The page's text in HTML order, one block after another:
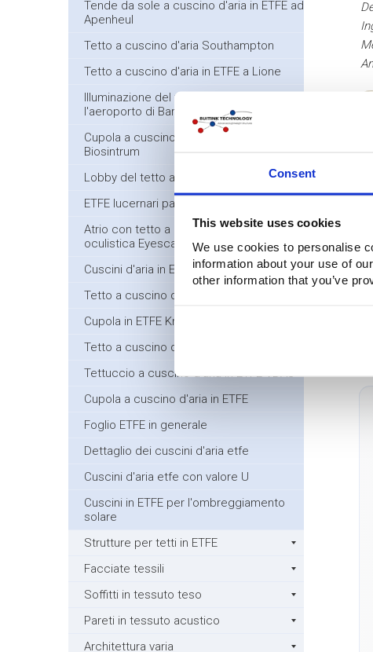
Consent
This website uses cookies
We use cookies to personalise
information about your use of
other information that you’ve
Tende da sole a cuscino d'aria in ETFE ad
Apenheul
Tetto a cuscino d'aria Southampton
Tetto a cuscino d'aria in ETFE a Lione
Illuminazione del tetto in ETFE per
l'aeroporto di Barajas
Cupola a cuscino d'aria in ETFE
Biosintrum
Lobby del tetto a cuscino d'aria in ETFE
ETFE lucernari passerella Bisonspoor
Atrio con tetto a cuscino d'aria Clinica
oculistica Eyescan
Cuscini d'aria in ETFE Acquapark
Tetto a cuscino d'aria Zona college
Cupola in ETFE Krinkels
Tetto a cuscino d'aria piazza Bisonspoor
Tettuccio a cuscino d'aria in ETFE VDA3
Cupola a cuscino d'aria in ETFE
Foglio ETFE in generale
Dettaglio dei cuscini d'aria etfe
Cuscini d'aria etfe con valore U
Cuscini in ETFE per l'ombreggiamento
solare
Strutture per tetti in ETFE
Facciate tessili
Soffitti in tessuto teso
Pareti in tessuto acustico
Architettura varia